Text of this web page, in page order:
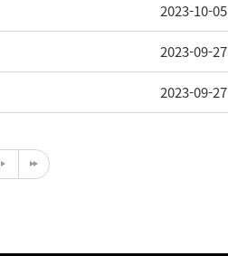
2023-10-05
2023-09-27
2023-09-27